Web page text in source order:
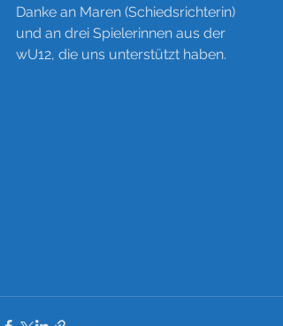
Danke an Maren (Schiedsrichterin)
und an drei Spielerinnen aus der
wU12, die uns unterstützt haben.